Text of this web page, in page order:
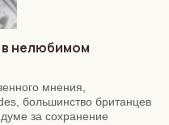
нелюбимом
мнения,
большинство британцев
за сохранение